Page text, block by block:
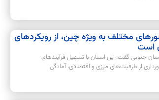
مختلف به ویژه چین، از رویکردهای
است
جنوبی گفت: این استان با تسهیل فرآیندهای
از ظرفیت‌های مرزی و اقتصادی، آمادگی